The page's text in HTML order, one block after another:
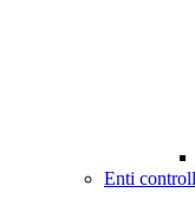
Enti